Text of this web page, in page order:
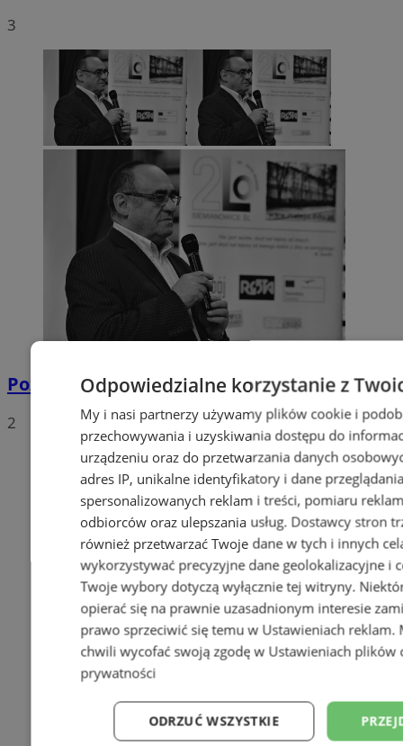
3
Pożegnanie Józefa Koguta
2
Odpowiedzialne korzystanie z
My i nasi partnerzy używamy plików cookie i
przechowywania i uzyskiwania dostępu do
urządzeniu oraz do przetwarzania danych
adres IP, unikalne identyfikatory i dane
spersonalizowanych reklam i treści, pomiaru
odbiorców oraz ulepszania usług. Dostawcy stron
również przetwarzać Twoje dane w tych i innych
wykorzystywać precyzyjne dane geolokalizacyjne i
Twoje wybory dotyczą wyłącznie tej witryny.
opierać się na prawnie uzasadnionym interesie
prawo sprzeciwić się temu w Ustawieniach reklam.
chwili wycofać swoją zgodę w Ustawieniach plików
prywatności
ODRZUĆ WSZYSTKIE